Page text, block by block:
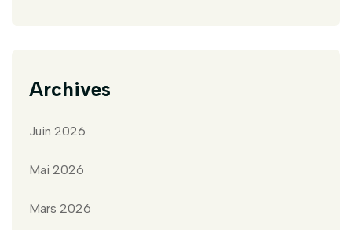
Archives
Juin 2026
Mai 2026
Mars 2026